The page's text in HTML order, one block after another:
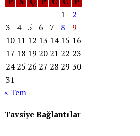
1
2
3
4 5 6 7 8
9
10 11 12 13 14 15 16
17 18 19 20 21 22 23
24 25 26 27 28 29 30
31
« Tem
Tavsiye Bağlantılar